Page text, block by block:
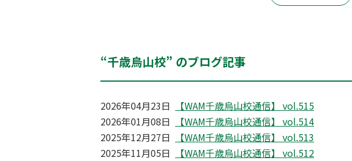
“千歳烏山校” のブログ記事
2026年04月23日
【WAM千歳烏山校通信】 vol.515
2026年01月08日
【WAM千歳烏山校通信】 vol.514
2025年12月27日
【WAM千歳烏山校通信】 vol.513
2025年11月05日
【WAM千歳烏山校通信】 vol.512